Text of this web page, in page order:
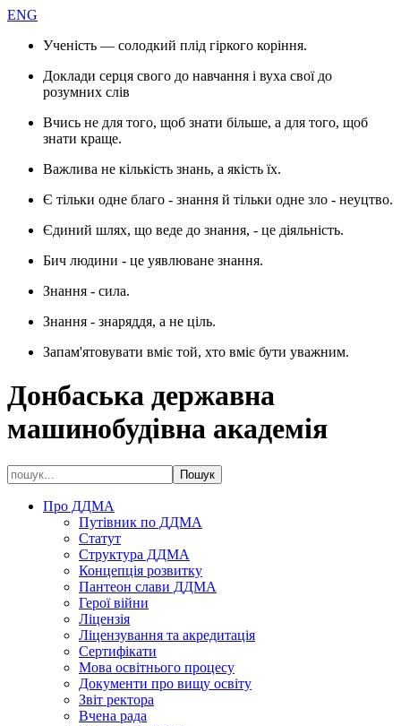
ENG
Ученість — солодкий плід гіркого коріння.
Доклади серця свого до навчання і вуха свої до
розумних слів
Вчись не для того, щоб знати більше, а для того, щоб
знати краще.
Важлива не кількість знань, а якість їх.
Є тільки одне благо - знання й тільки одне зло - неуцтво.
Єдиний шлях, що веде до знання, - це діяльність.
Бич людини - це уявлюване знання.
Знання - сила.
Знання - знаряддя, а не ціль.
Запам'ятовувати вміє той, хто вміє бути уважним.
Донбаська державна
машинобудівна академія
Про ДДМА
Путівник по ДДМА
Статут
Структура ДДМА
Концепція розвитку
Пантеон слави ДДМА
Герої війни
Ліцензія
Ліцензування та акредитація
Сертифікати
Мова освітнього процесу
Документи про вищу освіту
Звіт ректора
Вчена рада